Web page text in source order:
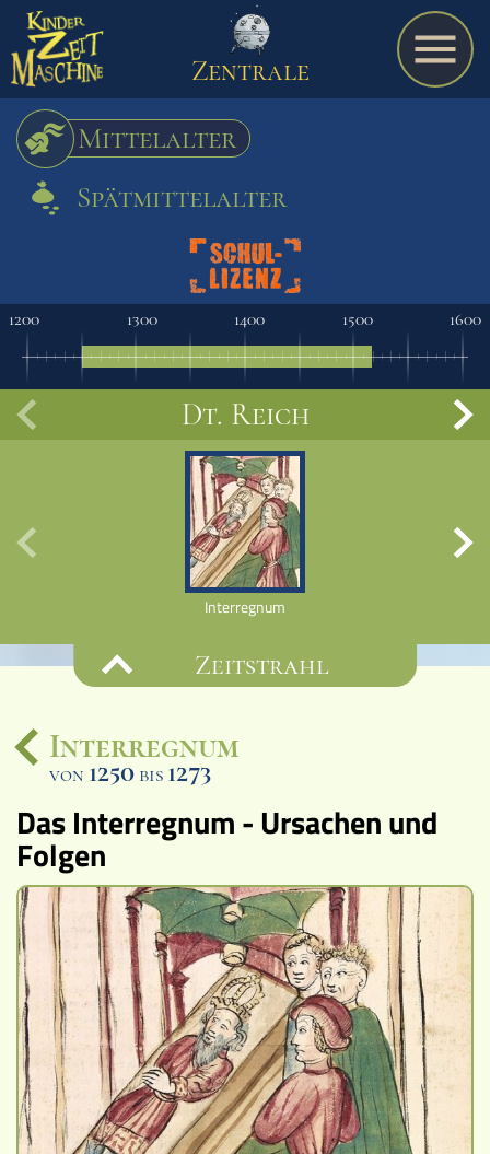
Spiel
A bis Z
Termine
Schulmaterialien
Zentrale
Mittelalter
Spätmittelalter
1200 1300 1400 1500 1600
Dt. Reich
Interregnum
Zeitstrahl
Ereignisse
Lucys Wissensbox
Karte
Quiz
Memospiel
Videos
Mach mit!
Interregnum
von 1250 bis 1273
Das Interregnum - Ursachen und
Folgen